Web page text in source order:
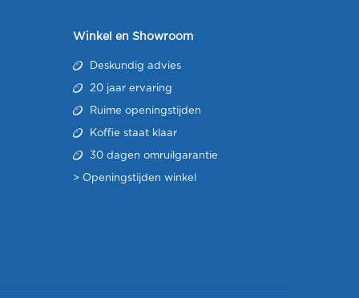
Winkel en Showroom
Deskundig advies
20 jaar ervaring
Ruime openingstijden
Koffie staat klaar
30 dagen omruilgarantie
> Openingstijden winkel